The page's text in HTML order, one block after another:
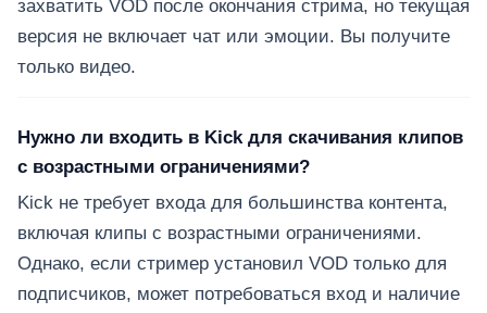
захватить VOD после окончания стрима, но текущая
версия не включает чат или эмоции. Вы получите
только видео.
Нужно ли входить в Kick для скачивания клипов
с возрастными ограничениями?
Kick не требует входа для большинства контента,
включая клипы с возрастными ограничениями.
Однако, если стример установил VOD только для
подписчиков, может потребоваться вход и наличие